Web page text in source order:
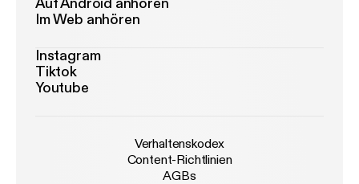
Im Web anhören
Instagram
Tiktok
Youtube
Verhaltenskodex
Content-Richtlinien
AGBs